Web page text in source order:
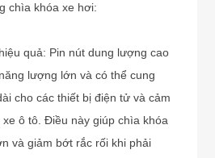
chìa khóa xe hơi:
quả: Pin nút dung lượng cao
lượng lớn và có thể cung
cho các thiết bị điện tử và cảm
ô tô. Điều này giúp chìa khóa
và giảm bớt rắc rối khi phải